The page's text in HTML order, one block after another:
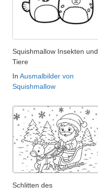
Squishmallow Insekten und
Tiere
In Ausmalbilder von
Squishmallow
Schlitten des